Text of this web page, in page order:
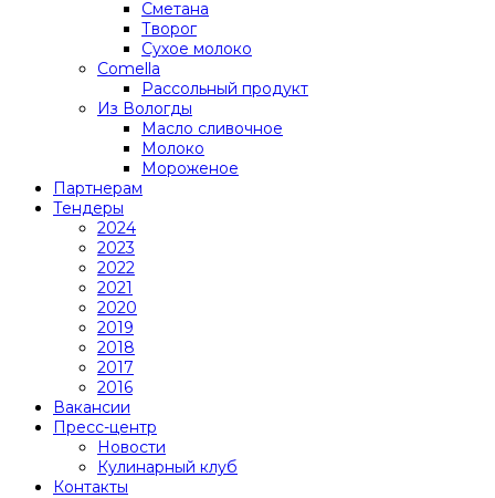
Сметана
Творог
Сухое молоко
Comеlla
Рассольный продукт
Из Вологды
Масло сливочное
Молоко
Мороженое
Партнерам
Тендеры
2024
2023
2022
2021
2020
2019
2018
2017
2016
Вакансии
Пресс-центр
Новости
Кулинарный клуб
Контакты